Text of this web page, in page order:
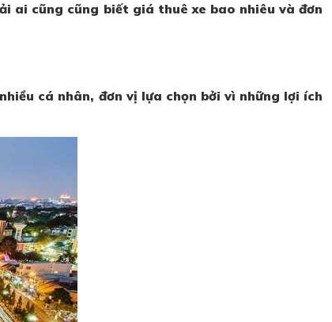
ai cũng cũng biết giá thuê xe bao nhiêu và đơn
cá nhân, đơn vị lựa chọn bởi vì những lợi ích